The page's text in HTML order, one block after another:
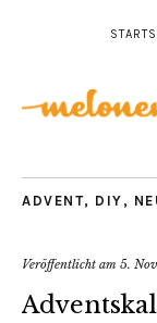
ADVENT, DIY ,
Veröffentlicht am 5.